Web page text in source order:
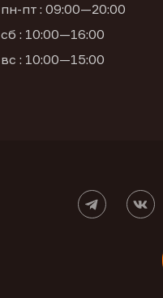
пн-пт : 09:00—20:00
сб : 10:00—16:00
вс : 10:00—15:00